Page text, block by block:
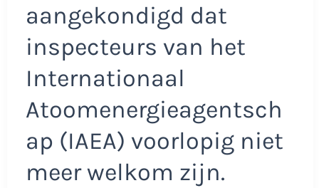
aangekondigd dat
inspecteurs van het
Internationaal
Atoomenergieagentsch
ap (IAEA) voorlopig niet
meer welkom zijn.